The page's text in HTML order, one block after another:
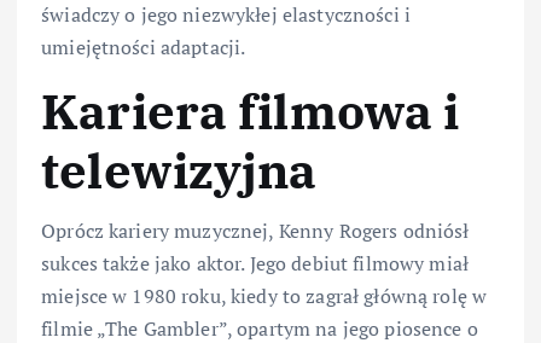
świadczy o jego niezwykłej elastyczności i
umiejętności adaptacji.
Kariera filmowa i
telewizyjna
Oprócz kariery muzycznej, Kenny Rogers odniósł
sukces także jako aktor. Jego debiut filmowy miał
miejsce w 1980 roku, kiedy to zagrał główną rolę w
filmie „The Gambler”, opartym na jego piosence o